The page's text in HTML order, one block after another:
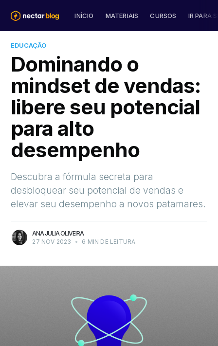
INÍCIO MATERIAIS CURSOS IR PARA
EDUCAÇÃO
Dominando o
mindset de vendas:
libere seu potencial
para alto
desempenho
Descubra a fórmula secreta para
desbloquear seu potencial de vendas e
elevar seu desempenho a novos patamares.
ANA JULIA OLIVEIRA
27 NOV 2023
• 6 MIN DE LEITURA